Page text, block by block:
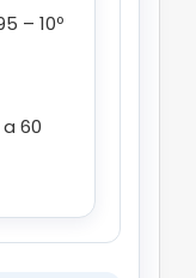
– 10º
60